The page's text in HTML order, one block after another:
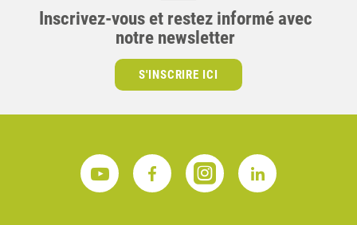
Inscrivez-vous et restez informé avec
notre newsletter
S'INSCRIRE ICI